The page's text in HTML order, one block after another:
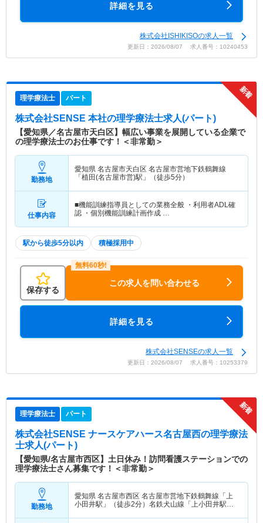
詳細を見る
株式会社ISHIKISOの求人一覧
更新日：2026/08/07 求人番号：10240453
理学療法士 パート
株式会社SENSE 本社の理学療法士求人(パート)
【愛知県／名古屋市天白区】幅広い事業を展開している企業で
の理学療法士のお仕事です！＜非常勤＞
勤務地
愛知県 名古屋市天白区 名古屋市営地下鉄鶴舞線
「植田(名古屋市営)駅」（徒歩5分）
仕事内容
■機能訓練指導員としての業務全般 ・利用者ADL確
認 ・個別機能訓練計画作成 …
駅から徒歩5分以内 積極採用中
保存する
この求人を問い合わせる
詳細を見る
株式会社SENSEの求人一覧
更新日：2026/08/07 求人番号：10253379
理学療法士 パート
株式会社SENSE ナースケアハース名古屋西の理学療法
士求人(パート)
【愛知県/名古屋市西区】土日休み！訪問看護ステーションでの
理学療法士さん募集です！＜非常勤＞
勤務地
愛知県 名古屋市西区 名古屋市営地下鉄鶴舞線「上
小田井駅」（徒歩2分）名鉄犬山線「上小田井駅」